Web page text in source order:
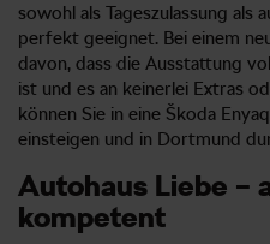
sowohl als Tageszulassung als
perfekt geeignet. Bei einem
davon, dass die Ausstattung
ist und es an keinerlei Extras
können Sie in eine Škoda
einsteigen und in Dortmund
Autohaus Liebe –
kompetent